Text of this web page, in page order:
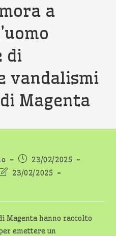
a
di
vandalismi
Magenta
Articolo
pubblicato:
23/02/2025
23/02/2025
Magenta hanno raccolto
emettere un